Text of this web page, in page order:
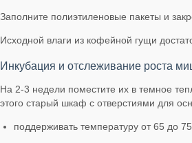
Заполните полиэтиленовые пакеты и
Исходной влаги из кофейной гущи
Инкубация и отслеживание роста
На 2-3 недели поместите их в темное
этого старый шкаф с отверстиями для
поддерживать температуру от 65 до